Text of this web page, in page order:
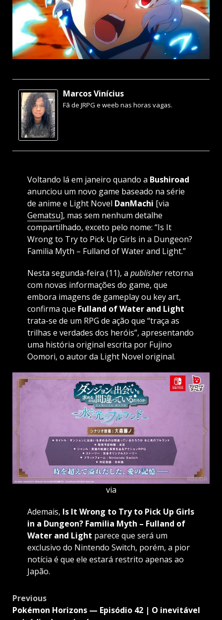
Marcos Vinícius
Fã de JRPG e weeb nas horas vagas.
Voltando lá em janeiro quando a Bushiroad
anunciou um novo game baseado na série
de anime e Light Novel DanMachi [via
Gematsu], mas sem nenhum detalhe
compartilhado, exceto pelo nome: “Is It
Wrong to Try to Pick Up Girls in a Dungeon?
Familia Myth – Fulland of Water and Light.”
Nesta segunda-feira (11), a publisherretorna
com novas informações do game, que
embora imagens de gameplay ou key art,
confirma que Fulland of Water and Light
trata-se de um RPG de ação que “traça as
trilhas e verdades dos heróis”, apresentando
uma história original escrita por Fujino
Oomori, o autor da Light Novel original.
via
Ademais, Is It Wrong to Try to Pick Up Girls
in a Dungeon? Familia Myth – Fulland of
Water and Light parece que será um
exclusivo do Nintendo Switch, porém, a pior
notícia é que ele estará restrito apenas ao
Japão.
Post
navigation
Previous
Pokémon Horizons — Episódio 42 | O inevitável